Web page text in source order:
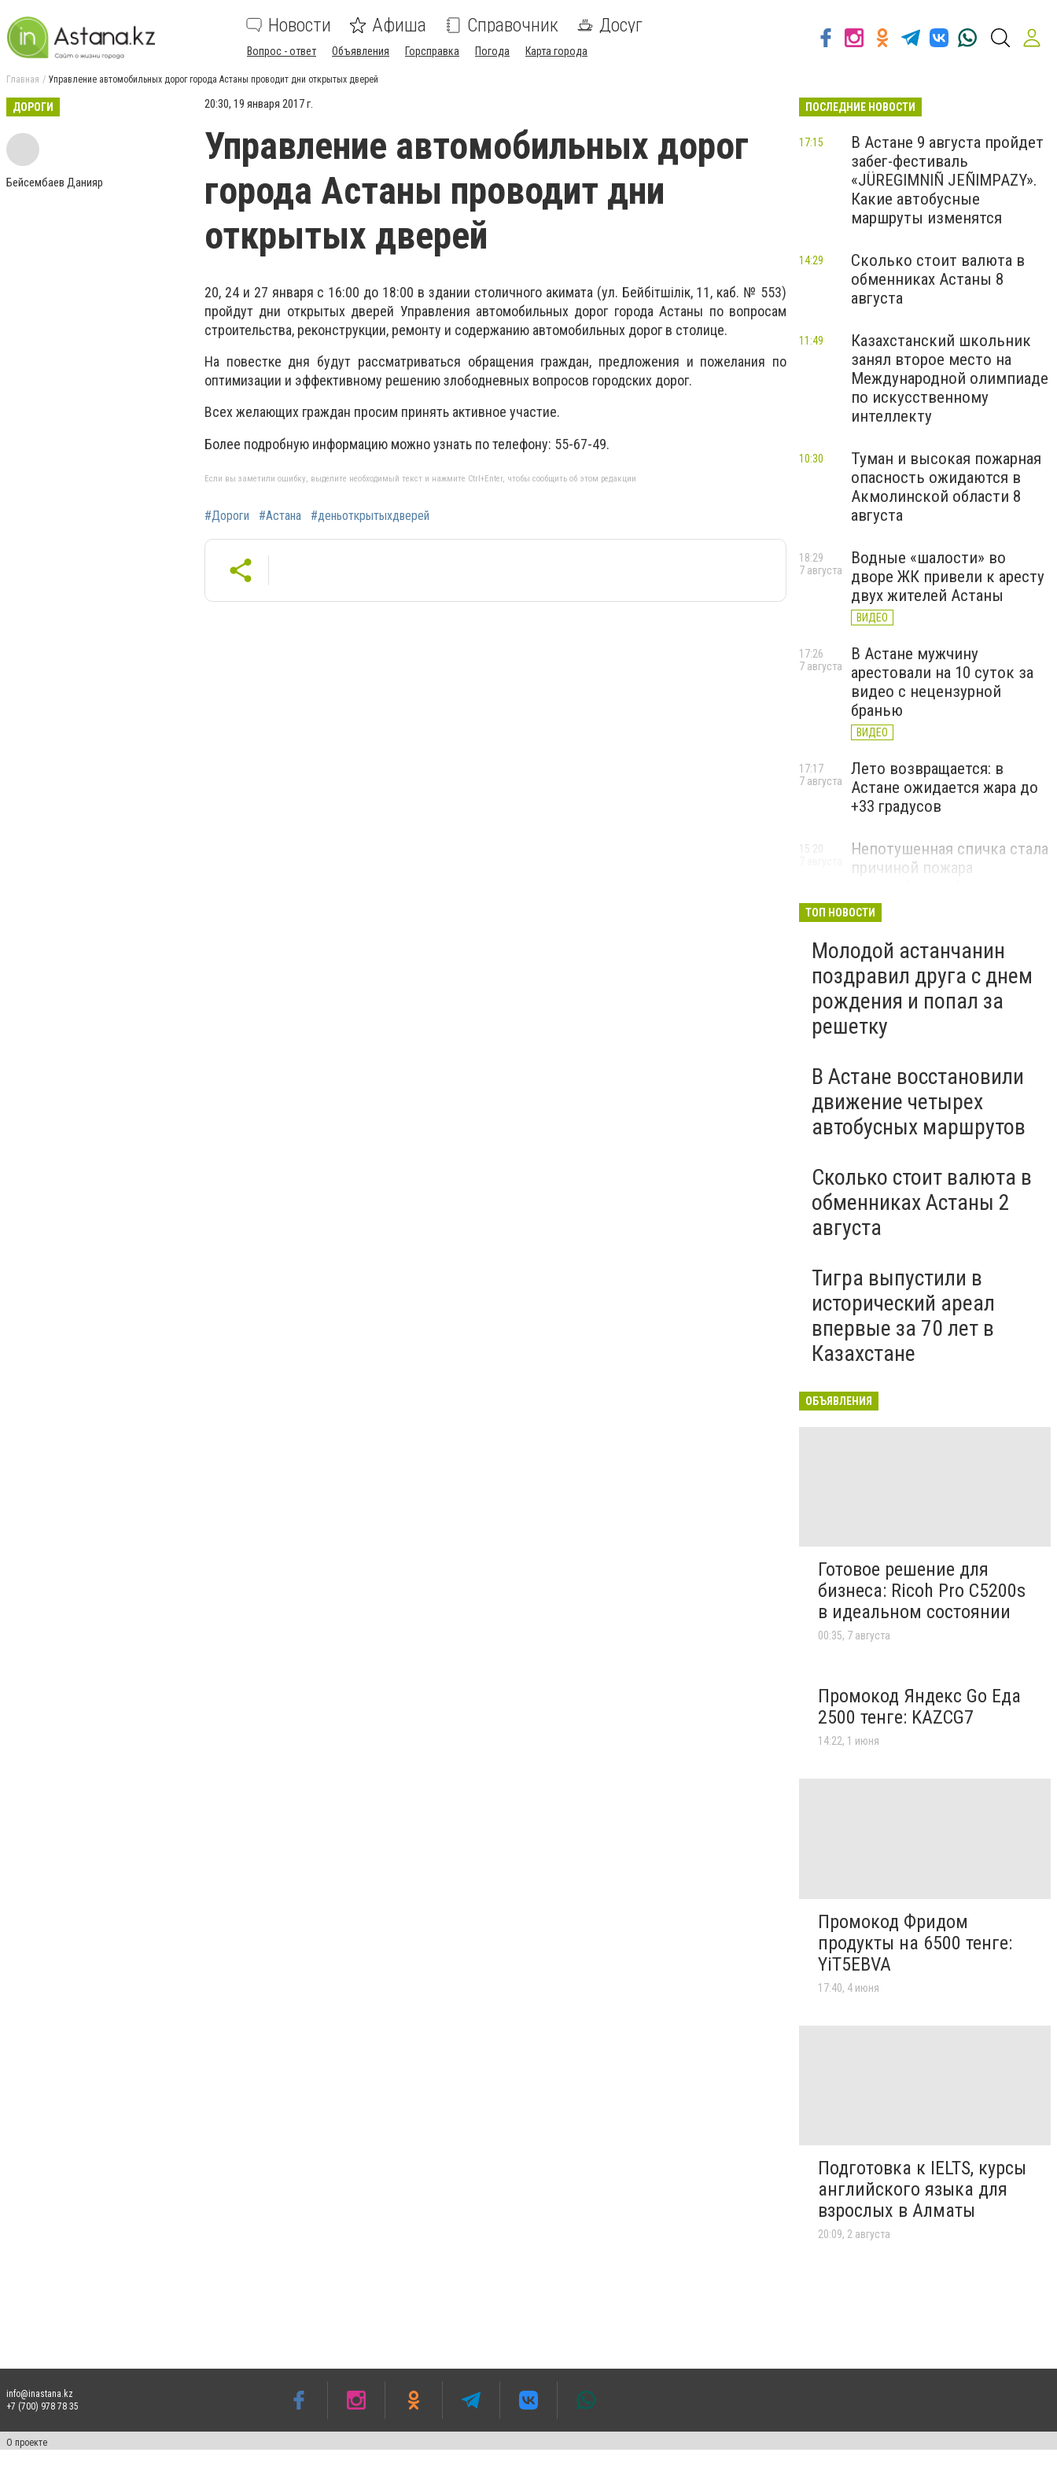
Новости Афиша Справочник Досуг
Вопрос - ответ Объявления Горсправка Погода Карта города
Главная Управление автомобильных дорог города Астаны проводит дни открытых дверей
ДОРОГИ
Бейсембаев Данияр
20:30, 19 января 2017 г.
Управление автомобильных дорог
города Астаны проводит дни
открытых дверей
20, 24 и 27 января с 16:00 до 18:00 в здании столичного акимата (ул. Бейбітшілік, 11, каб. № 553)
пройдут дни открытых дверей Управления автомобильных дорог города Астаны по вопросам
строительства, реконструкции, ремонту и содержанию автомобильных дорог в столице.
На повестке дня будут рассматриваться обращения граждан, предложения и пожелания по
оптимизации и эффективному решению злободневных вопросов городских дорог.
Всех желающих граждан просим принять активное участие.
Более подробную информацию можно узнать по телефону: 55-67-49.
Если вы заметили ошибку, выделите необходимый текст и нажмите Ctrl+Enter, чтобы сообщить об этом редакции
#Дороги #Астана #деньоткрытыхдверей
ПОСЛЕДНИЕ НОВОСТИ
В Астане 9 августа пройдет
забег-фестиваль
«JÜREGIMNIÑ JEÑIMPAZY».
Какие автобусные
маршруты изменятся
17:15
Сколько стоит валюта в
обменниках Астаны 8
августа
14:29
Казахстанский школьник
занял второе место на
Международной олимпиаде
по искусственному
интеллекту
11:49
Туман и высокая пожарная
опасность ожидаются в
Акмолинской области 8
августа
10:30
Водные «шалости» во
дворе ЖК привели к аресту
двух жителей Астаны
ВИДЕО
18:29
7 августа
В Астане мужчину
арестовали на 10 суток за
видео с нецензурной
бранью
ВИДЕО
17:26
7 августа
Лето возвращается: в
Астане ожидается жара до
+33 градусов
17:17
7 августа
Непотушенная спичка стала
причиной пожара
15:20
ТОП НОВОСТИ
Молодой астанчанин
поздравил друга с днем
рождения и попал за
решетку
В Астане восстановили
движение четырех
автобусных маршрутов
Сколько стоит валюта в
обменниках Астаны 2
августа
Тигра выпустили в
исторический ареал
впервые за 70 лет в
Казахстане
ОБЪЯВЛЕНИЯ
Готовое решение для
бизнеса: Ricoh Pro C5200s
в идеальном состоянии
00:35, 7 августа
Промокод Яндекс Go Еда
2500 тенге: KAZCG7
14:22, 1 июня
Промокод Фридом
продукты на 6500 тенге:
YiT5EBVA
17:40, 4 июня
Подготовка к IELTS, курсы
английского языка для
взрослых в Алматы
20:09, 2 августа
info@inastana.kz
+7 (700) 978 78 35
О проекте